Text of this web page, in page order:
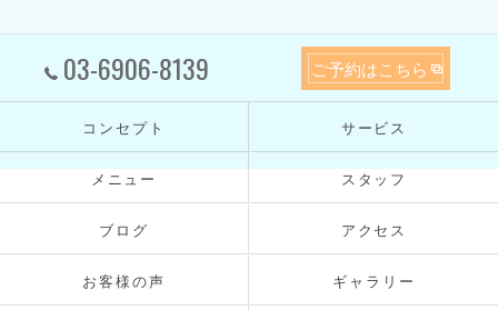
03-6906-8139 ご予約はこちら
コンセプト サービス
メニュー スタッフ
ブログ アクセス
お客様の声 ギャラリー